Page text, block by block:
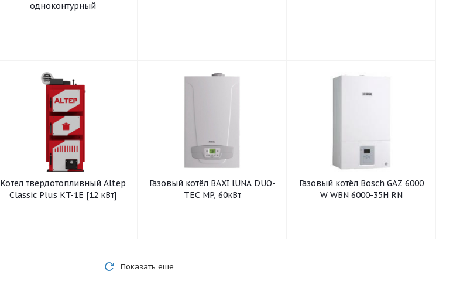
одноконтурный
Котел твердотопливный Altep
Classic Plus KT-1E [12 кВт]
Газовый котёл BAXI lUNA DUO-
TEC MP, 60кВт
Газовый котёл Bosch GAZ 6000
W WBN 6000-35H RN
Показать еще